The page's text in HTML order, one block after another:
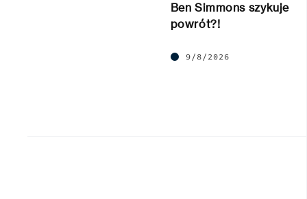
Ben Simmons szykuje
powrót?!
9/8/2026